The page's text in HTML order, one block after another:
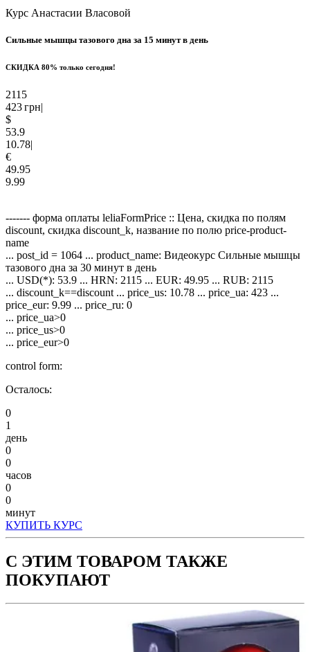
Курс Анастасии Власовой
Сильные мышцы тазового дна за 15 минут в день
СКИДКА 80% только сегодня!
2115
423грн|
$
53.9
10.78|
€
49.95
9.99
------- форма оплаты leliaFormPrice :: Цена, скидка по полям
discount, скидка discount_k, название по полю price-product-
name
... post_id = 1064 ... product_name: Видеокурс Сильные мышцы
тазового дна за 30 минут в день
... USD(*): 53.9 ... HRN: 2115 ... EUR: 49.95 ... RUB: 2115
... discount_k==discount ... price_us: 10.78 ... price_ua: 423 ...
price_eur: 9.99 ... price_ru: 0
... price_ua>0
... price_us>0
... price_eur>0
control form:
Осталось:
0
1
день
0
0
часов
0
0
минут
КУПИТЬ КУРС
С ЭТИМ ТОВАРОМ ТАКЖЕ
ПОКУПАЮТ